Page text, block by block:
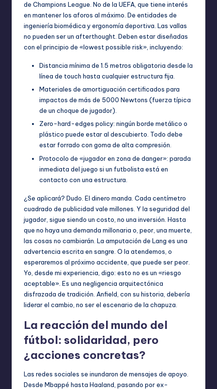
de Champions League. No de la UEFA, que tiene interés
en mantener los aforos al máximo. De entidades de
ingeniería biomédica y ergonomía deportiva. Las vallas
no pueden ser un afterthought. Deben estar diseñadas
con el principio de «lowest possible risk», incluyendo:
Distancia mínima de 1.5 metros obligatoria desde la
línea de touch hasta cualquier estructura fija.
Materiales de amortiguación certificados para
impactos de más de 5000 Newtons (fuerza típica
de un choque de jugador).
Zero-hard-edges policy: ningún borde metálico o
plástico puede estar al descubierto. Todo debe
estar forrado con goma de alta compresión.
Protocolo de «jugador en zona de danger»: parada
inmediata del juego si un futbolista está en
contacto con una estructura.
¿Se aplicará? Dudo. El dinero manda. Cada centímetro
cuadrado de publicidad vale millones. Y la seguridad del
jugador, sigue siendo un costo, no una inversión. Hasta
que no haya una demanda millonaria o, peor, una muerte,
las cosas no cambiarán. La amputación de Lang es una
advertencia escrita en sangre. O la atendemos, o
esperaremos al próximo accidente, que puede ser peor.
Yo, desde mi experiencia, digo: esto no es un «riesgo
aceptable». Es una negligencia arquitectónica
disfrazada de tradición. Anfield, con su historia, debería
liderar el cambio, no ser el escenario de la chapuza.
La reacción del mundo del
fútbol: solidaridad, pero
¿acciones concretas?
Las redes sociales se inundaron de mensajes de apoyo.
Desde Mbappé hasta Haaland, pasando por ex-